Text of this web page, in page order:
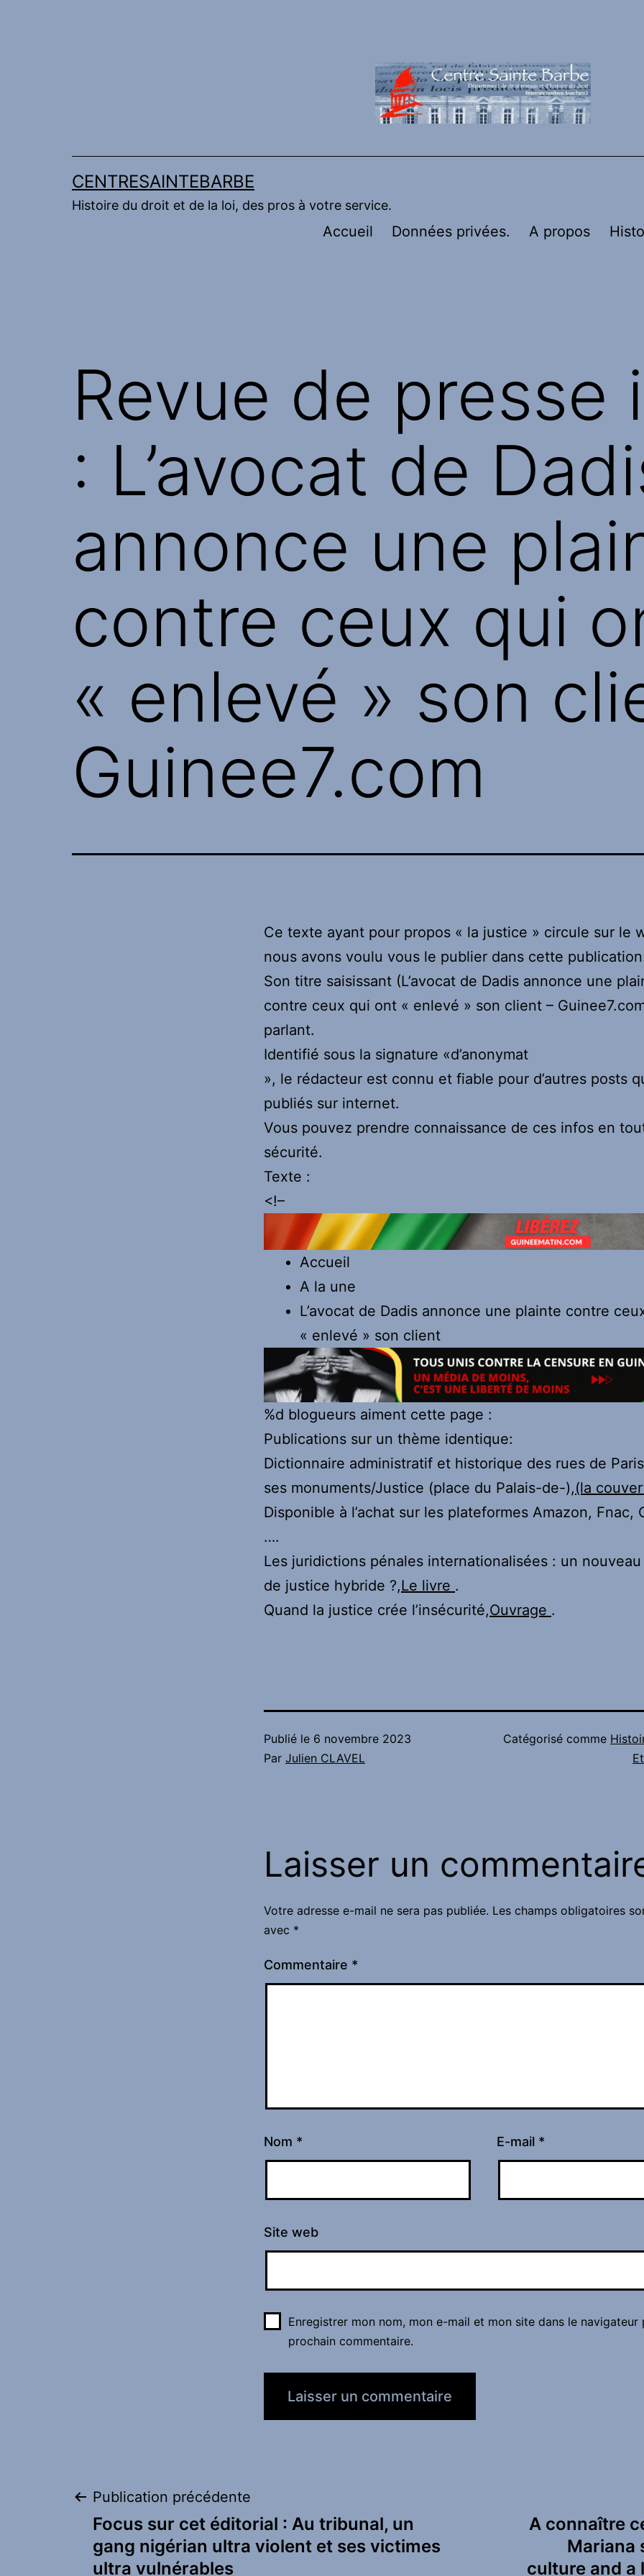
CENTRESAINTEBARBE
Histoire du droit et de la loi, des pros à votre service.
Accueil Données privées. A propos
Revue de presse
: L’avocat de
annonce une
contre ceux qui
« enlevé » son
Guinee7.com
Ce texte ayant pour propos « la justice » circule sur le
nous avons voulu vous le publier dans cette
Son titre saisissant (L’avocat de Dadis annonce une
contre ceux qui ont « enlevé » son client –
parlant.
Identifié sous la signature «d’anonymat
», le rédacteur est connu et fiable pour d’autres posts
publiés sur internet.
Vous pouvez prendre connaissance de ces infos en
sécurité.
Texte :
<!–
Accueil
A la une
L’avocat de Dadis annonce une plainte contre
« enlevé » son client
%d blogueurs aiment cette page :
Publications sur un thème identique:
Dictionnaire administratif et historique des rues de
ses monuments/Justice (place du Palais-de-),(la
Disponible à l’achat sur les plateformes Amazon, Fnac,
….
Les juridictions pénales internationalisées : un
de justice hybride ?,Le livre .
Quand la justice crée l’insécurité,Ouvrage .
Publié le 6 novembre 2023
Par Julien CLAVEL
Catégorisé comme
Laisser un
Votre adresse e-mail ne sera pas publiée. Les champs obligatoires
avec *
Commentaire *
Nom * E-mail *
Site web
Enregistrer mon nom, mon e-mail et mon site dans le navigateur
prochain commentaire.
Navigation
de
Publication précédente
Focus sur cet éditorial : Au tribunal, un
gang nigérian ultra violent et ses victimes
ultra vulnérables
A connaître
Mariana
culture and a